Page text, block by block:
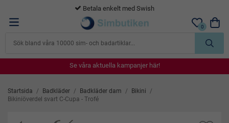
365 dagars öppet köp
0
Se våra aktuella kampanjer här!
Se våra aktuella kampanjer här!
Se våra aktuella kampanjer här!
Se våra aktuella kampanjer här!
Startsida / Badkläder / Badkläder dam / Bikini
/
Bikiniöverdel svart C-Cupa - Trofé